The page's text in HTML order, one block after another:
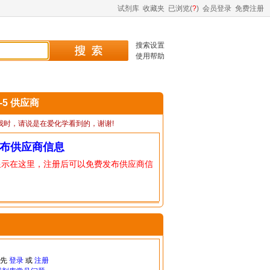
试剂库 收藏夹 已浏览(?) 会员登录 免费注册
搜索设置
使用帮助
供应商
时，请说是在爱化学看到的，谢谢!
供应商信息
在这里，注册后可以免费发布供应商信
登录或 注册